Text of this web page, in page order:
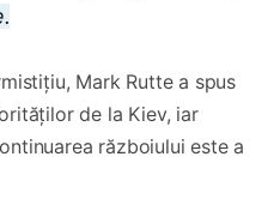
Mark Rutte a spus
de la Kiev, iar
războiului este a